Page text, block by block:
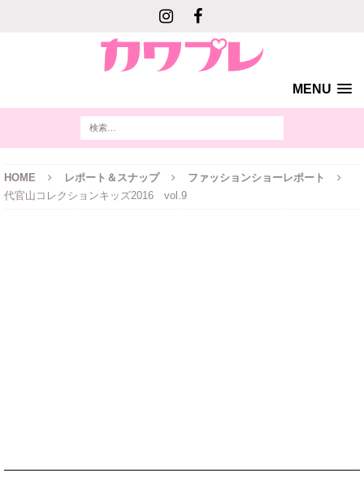
MENU
HOME レポート＆スナップ
ファッションショーレポート
代官山コレクションキッズ2016 vol.9